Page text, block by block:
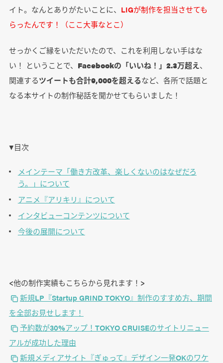
イト。なんとありがたいことに、 LIGが制作を担当させても
らったんです！（ここ大事なとこ）
せっかくご縁をいただいたので、これを利用しない手はな
い！ ということで、 Facebookの「いいね！」2.3万超え 、
関連するツイートも合計9,000を超えるなど、各所で話題と
なる本サイトの制作秘話を聞かせてもらいました！
▼目次
メインテーマ「働き方改革、楽しくないのはなぜだろ
う。」について
アニメ『アリキリ』について
インタビューコンテンツについて
今後の展開について
<他の制作実績もこちらから見れます！>
新規LP『Startup GRIND TOKYO』制作のすすめ方、期間
を全部お見せします！
予約数が30%アップ！TOKYO CRUISEのサイトリニュー
アルが成功した理由
新規メディアサイト『ぎゅって』デザイン一発OKのワケ